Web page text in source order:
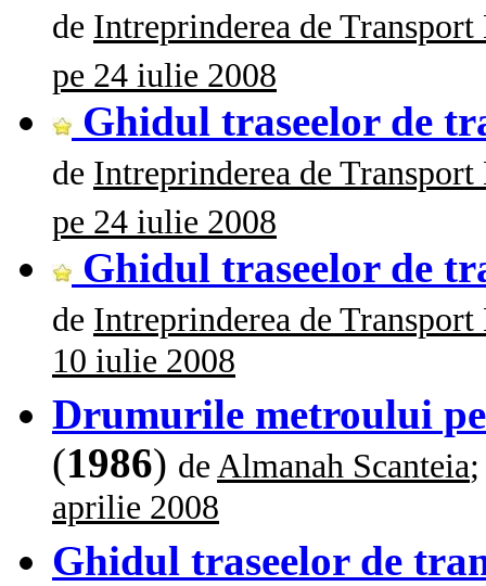
de Intreprinderea de Transport
pe 24 iulie 2008
Ghidul traseelor de
de Intreprinderea de Transport
pe 24 iulie 2008
Ghidul traseelor de
de Intreprinderea de Transport
10 iulie 2008
Drumurile metroului
(1986) de Almanah Scanteia
aprilie 2008
Ghidul traseelor de